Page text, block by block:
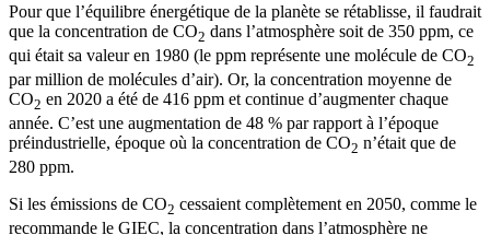
Pour que l’équilibre énergétique de la planète se rétablisse, il faudrait
que la concentration de CO2 dans l’atmosphère soit de 350 ppm, ce
qui était sa valeur en 1980 (le ppm représente une molécule de CO2
par million de molécules d’air). Or, la concentration moyenne de
CO2 en 2020 a été de 416 ppm et continue d’augmenter chaque
année. C’est une augmentation de 48 % par rapport à l’époque
préindustrielle, époque où la concentration de CO2 n’était que de
280 ppm.
Si les émissions de CO2 cessaient complètement en 2050, comme le
recommande le GIEC, la concentration dans l’atmosphère ne